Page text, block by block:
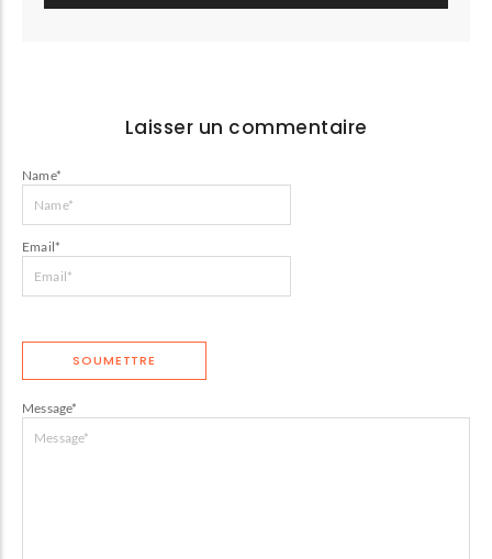
Laisser un commentaire
Message*
Name*
Email*